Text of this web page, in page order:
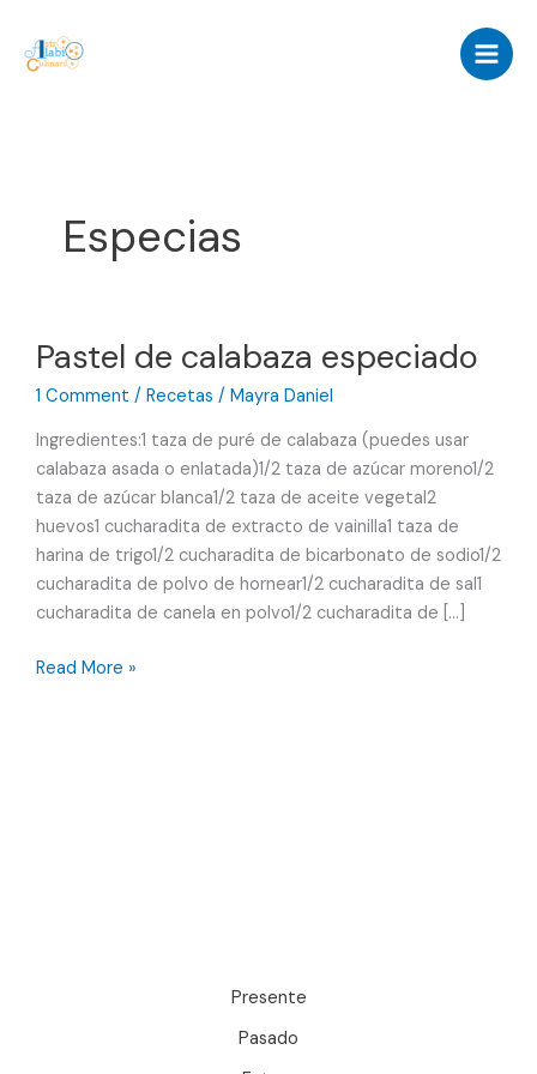
content
Especias
Pastel de calabaza especiado
1 Comment / Recetas / Mayra Daniel
Ingredientes:1 taza de puré de calabaza (puedes usar
calabaza asada o enlatada)1/2 taza de azúcar moreno1/2
taza de azúcar blanca1/2 taza de aceite vegetal2
huevos1 cucharadita de extracto de vainilla1 taza de
harina de trigo1/2 cucharadita de bicarbonato de sodio1/2
cucharadita de polvo de hornear1/2 cucharadita de sal1
cucharadita de canela en polvo1/2 cucharadita de […]
Pastel
Read More »
Presente
Pasado